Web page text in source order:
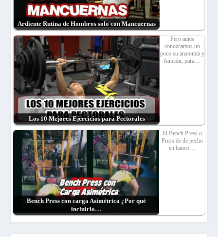
Ardiente Rutina de Hombros solo con Mancuernas
Los 10 Mejores Ejercicios para Pectorales
Pero antes
conozcamos un
poco su anatomía y
función, para…
Bench Press con carga Asimétrica ¿Por qué
incluirlo…
El Bench Press o
Press de de pecho
en banco…